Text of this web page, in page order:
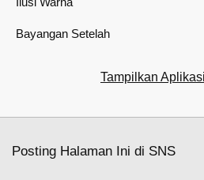
Bayangan Setelah
Tampilkan
Posting Halaman Ini di SNS